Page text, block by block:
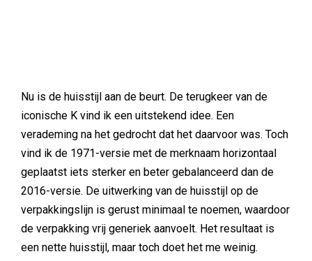
Nu is de huisstijl aan de beurt. De terugkeer van de
iconische K vind ik een uitstekend idee. Een
verademing na het gedrocht dat het daarvoor was. Toch
vind ik de 1971-versie met de merknaam horizontaal
geplaatst iets sterker en beter gebalanceerd dan de
2016-versie. De uitwerking van de huisstijl op de
verpakkingslijn is gerust minimaal te noemen, waardoor
de verpakking vrij generiek aanvoelt. Het resultaat is
een nette huisstijl, maar toch doet het me weinig.